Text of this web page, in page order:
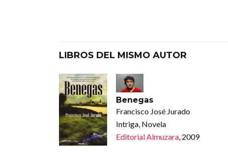
LIBROS DEL MISMO AUTOR
Benegas
Francisco José Jurado
Intriga, Novela
Editorial Almuzara, 2009